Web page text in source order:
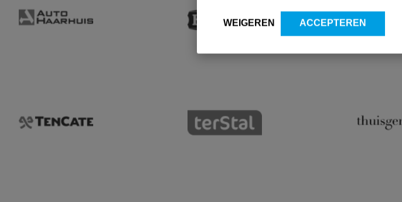
WEIGEREN ACCEPTEREN